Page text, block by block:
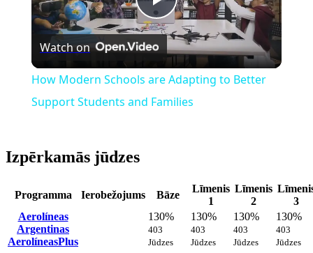
Play
Video
Watch on
How Modern Schools are Adapting to Better
Support Students and Families
Izpērkamās jūdzes
Programma Ierobežojums Bāze
Līmenis
1
Līmenis
2
3
Aerolíneas
Argentinas
AerolíneasPlus
130%
403
Jūdzes
130%
403
Jūdzes
130%
403
Jūdzes
130%
403
Jūdzes